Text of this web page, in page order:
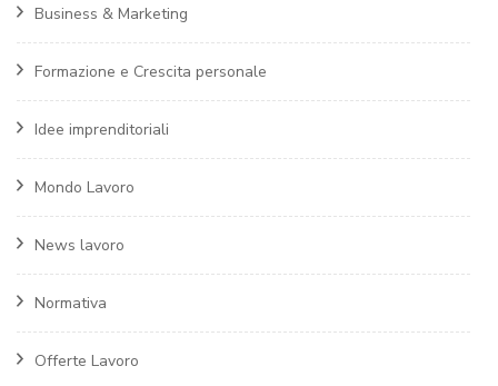
Business & Marketing
Formazione e Crescita personale
Idee imprenditoriali
Mondo Lavoro
News lavoro
Normativa
Offerte Lavoro